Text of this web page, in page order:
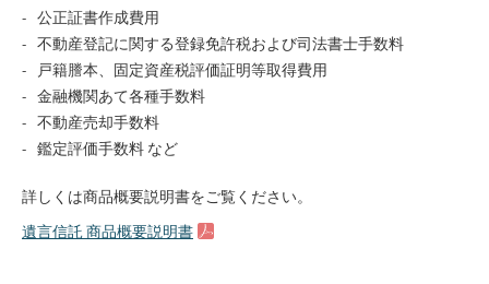
公正証書作成費用
不動産登記に関する登録免許税および司法書士手数料
戸籍謄本、固定資産税評価証明等取得費用
金融機関あて各種手数料
不動産売却手数料
鑑定評価手数料 など
詳しくは商品概要説明書をご覧ください。
遺言信託 商品概要説明書